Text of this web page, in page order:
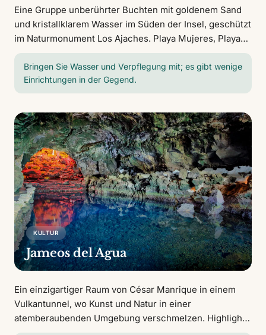
Eine Gruppe unberührter Buchten mit goldenem Sand
und kristallklarem Wasser im Süden der Insel, geschützt
im Naturmonument Los Ajaches. Playa Mujeres, Playa
de la Cera und Playa de Papagayo sind die
bekanntesten. Ruhiges Wasser, ideal zum Schnorcheln.
Bringen Sie Wasser und Verpflegung mit; es gibt wenige
Einrichtungen in der Gegend.
KULTUR
Jameos del Agua
Ein einzigartiger Raum von César Manrique in einem
Vulkantunnel, wo Kunst und Natur in einer
atemberaubenden Umgebung verschmelzen. Highlights
sind der Innenteich, das natürliche Auditorium und der